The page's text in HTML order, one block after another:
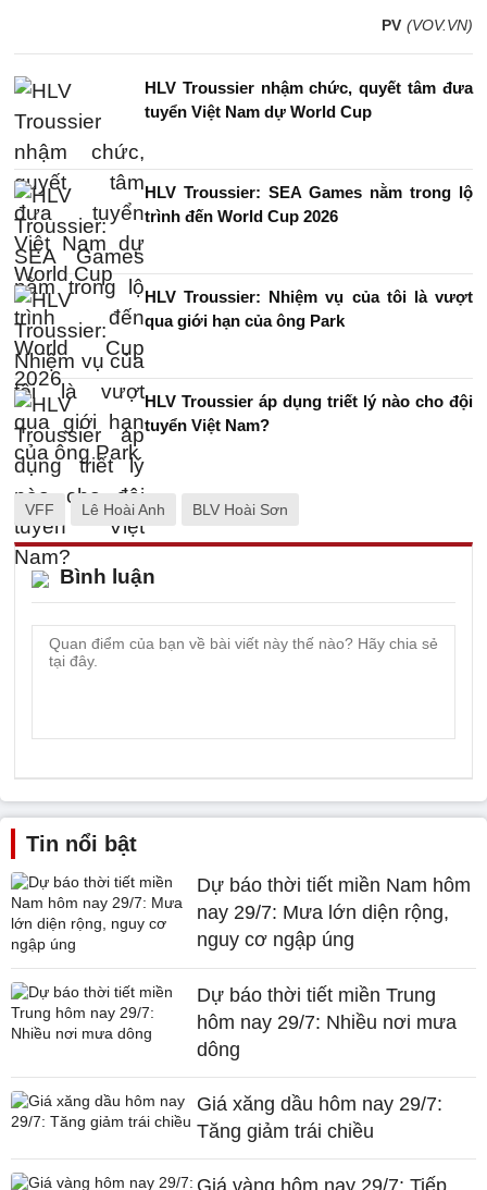
PV (VOV.VN)
HLV Troussier nhậm chức, quyết tâm đưa
tuyển Việt Nam dự World Cup
HLV Troussier: SEA Games nằm trong lộ
trình đến World Cup 2026
HLV Troussier: Nhiệm vụ của tôi là vượt
qua giới hạn của ông Park
HLV Troussier áp dụng triết lý nào cho đội
tuyển Việt Nam?
VFF Lê Hoài Anh BLV Hoài Sơn
Bình luận
Tin nổi bật
Dự báo thời tiết miền Nam hôm
nay 29/7: Mưa lớn diện rộng,
nguy cơ ngập úng
Dự báo thời tiết miền Trung
hôm nay 29/7: Nhiều nơi mưa
dông
Giá xăng dầu hôm nay 29/7:
Tăng giảm trái chiều
Giá vàng hôm nay 29/7: Tiếp